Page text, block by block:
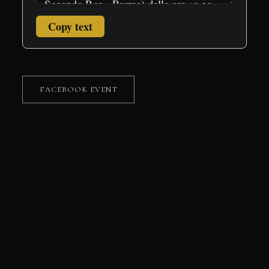
Copy text
FACEBOOK EVENT